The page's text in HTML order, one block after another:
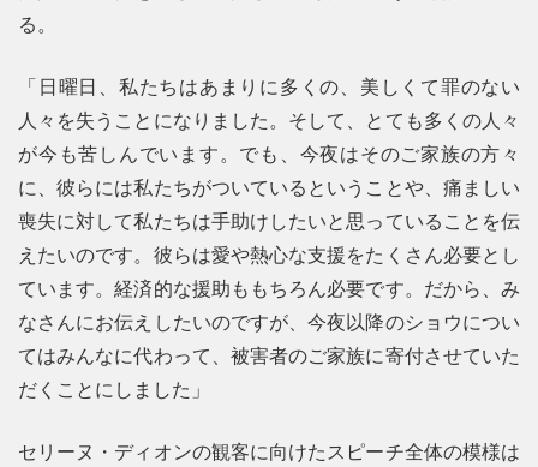
る。
「日曜日、私たちはあまりに多くの、美しくて罪のない
人々を失うことになりました。そして、とても多くの人々
が今も苦しんでいます。でも、今夜はそのご家族の方々
に、彼らには私たちがついているということや、痛ましい
喪失に対して私たちは手助けしたいと思っていることを伝
えたいのです。彼らは愛や熱心な支援をたくさん必要とし
ています。経済的な援助ももちろん必要です。だから、み
なさんにお伝えしたいのですが、今夜以降のショウについ
てはみんなに代わって、被害者のご家族に寄付させていた
だくことにしました」
セリーヌ・ディオンの観客に向けたスピーチ全体の模様は